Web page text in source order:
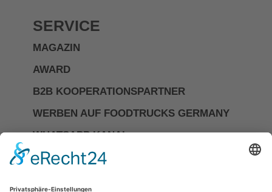
SERVICE
MAGAZIN
AWARD
B2B KOOPERATIONSPARTNER
WERBEN AUF FOODTRUCKS GERMANY
WHATSAPP KANAL
Impressum